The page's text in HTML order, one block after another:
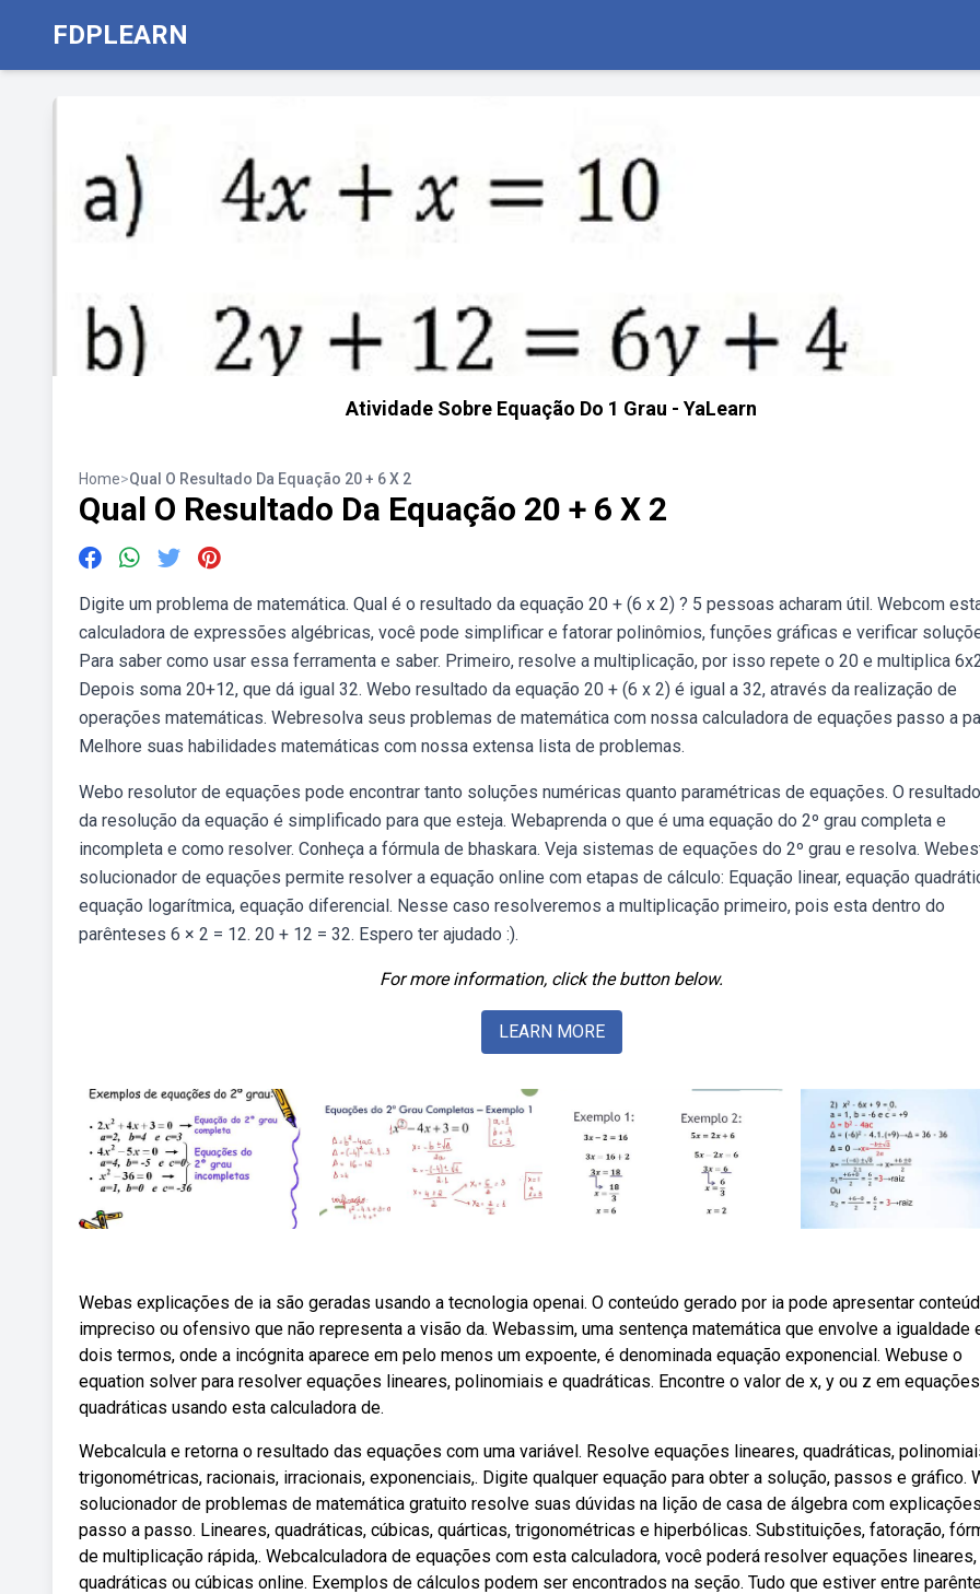
FDPLEARN
Atividade Sobre Equação Do 1 Grau - YaLearn
Home>Qual O Resultado Da Equação 20 + 6 X 2
Qual O Resultado Da Equação 20 + 6 X 2
Digite um problema de matemática. Qual é o resultado da equação 20 + (6 x 2) ? 5 pessoas acharam útil. Webcom
calculadora de expressões algébricas, você pode simplificar e fatorar polinômios, funções gráficas e verificar
Para saber como usar essa ferramenta e saber. Primeiro, resolve a multiplicação, por isso repete o 20 e multiplica
Depois soma 20+12, que dá igual 32. Webo resultado da equação 20 + (6 x 2) é igual a 32, através da realização de
operações matemáticas. Webresolva seus problemas de matemática com nossa calculadora de equações passo a
Melhore suas habilidades matemáticas com nossa extensa lista de problemas.
Webo resolutor de equações pode encontrar tanto soluções numéricas quanto paramétricas de equações. O
da resolução da equação é simplificado para que esteja. Webaprenda o que é uma equação do 2º grau completa e
incompleta e como resolver. Conheça a fórmula de bhaskara. Veja sistemas de equações do 2º grau e resolva.
solucionador de equações permite resolver a equação online com etapas de cálculo: Equação linear, equação
equação logarítmica, equação diferencial. Nesse caso resolveremos a multiplicação primeiro, pois esta dentro do
parênteses 6 × 2 = 12. 20 + 12 = 32. Espero ter ajudado :).
For more information, click the button below.
LEARN MORE
Webas explicações de ia são geradas usando a tecnologia openai. O conteúdo gerado por ia pode apresentar
impreciso ou ofensivo que não representa a visão da. Webassim, uma sentença matemática que envolve a igualdade
dois termos, onde a incógnita aparece em pelo menos um expoente, é denominada equação exponencial. Webuse o
equation solver para resolver equações lineares, polinomiais e quadráticas. Encontre o valor de x, y ou z em equações
quadráticas usando esta calculadora de.
Webcalcula e retorna o resultado das equações com uma variável. Resolve equações lineares, quadráticas,
trigonométricas, racionais, irracionais, exponenciais,. Digite qualquer equação para obter a solução, passos e gráfico.
solucionador de problemas de matemática gratuito resolve suas dúvidas na lição de casa de álgebra com explicações
passo a passo. Lineares, quadráticas, cúbicas, quárticas, trigonométricas e hiperbólicas. Substituições, fatoração,
de multiplicação rápida,. Webcalculadora de equações com esta calculadora, você poderá resolver equações lineares,
quadráticas ou cúbicas online. Exemplos de cálculos podem ser encontrados na seção. Tudo que estiver entre